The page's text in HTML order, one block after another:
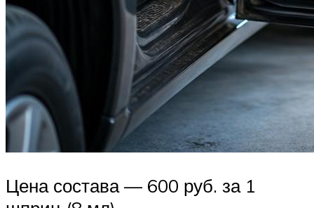
Цена состава — 600 руб. за 1